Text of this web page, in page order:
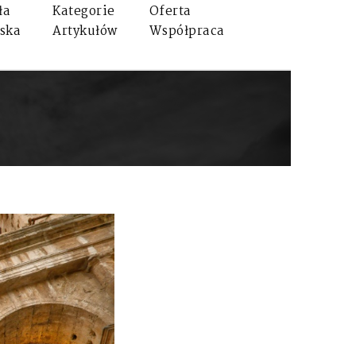
Kategorie
Artykułów
Oferta
Współpraca